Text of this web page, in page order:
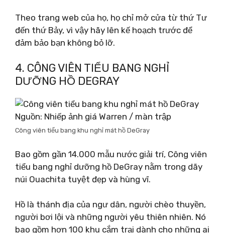
Theo trang web của họ, họ chỉ mở cửa từ thứ Tư
đến thứ Bảy, vì vậy hãy lên kế hoạch trước để
đảm bảo bạn không bỏ lỡ.
4. CÔNG VIÊN TIỂU BANG NGHỈ
DƯỠNG HỒ DEGRAY
Nguồn: Nhiếp ảnh giá Warren / màn trập
Công viên tiểu bang khu nghỉ mát hồ DeGray
Bao gồm gần 14.000 mẫu nước giải trí, Công viên
tiểu bang nghỉ dưỡng hồ DeGray nằm trong dãy
núi Ouachita tuyệt đẹp và hùng vĩ.
Hồ là thánh địa của ngư dân, người chèo thuyền,
người bơi lội và những người yêu thiên nhiên. Nó
bao gồm hơn 100 khu cắm trại dành cho những ai